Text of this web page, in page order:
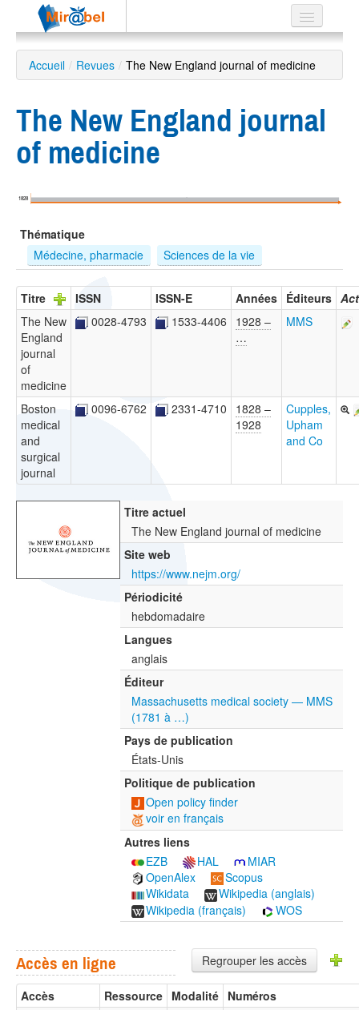
Le réseau
Soutien
Listes
Recherche
EN
ES
?
Accueil / Revues / The New England journal of medicine
The New England journal
of medicine
1828
Thématique
Médecine, pharmacie
Sciences de la vie
Titre ISSN ISSN-E Années Éditeurs
The New
England
journal
of
medicine
0028-4793 1533-4406
1928 –
…
MMS
Boston
medical
and
surgical
journal
0096-6762 2331-4710
1828 –
1928
Cupples,
Upham
and Co
Titre actuel
The New England journal of medicine
Site web
https://www.nejm.org/
Périodicité
hebdomadaire
Langues
anglais
Éditeur
Massachusetts medical society — MMS
(1781 à …)
Pays de publication
États-Unis
Politique de publication
Open policy finder
voir en français
Autres liens
EZB
HAL
MIAR
OpenAlex
Scopus
Wikidata
Wikipedia (anglais)
Wikipedia (français)
WOS
Regrouper les accès
Accès en ligne
Accès Ressource Modalité Numéros